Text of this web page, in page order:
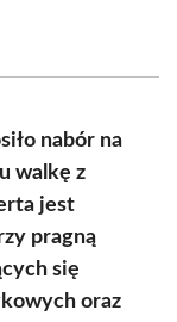
nabór na
walkę z
jest
pragną
się
oraz